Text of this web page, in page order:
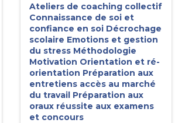
Ateliers de coaching collectif
Connaissance de soi et
confiance en soi Décrochage
scolaire Emotions et gestion
du stress Méthodologie
Motivation Orientation et ré-
orientation Préparation aux
entretiens accès au marché
du travail Préparation aux
oraux réussite aux examens
et concours